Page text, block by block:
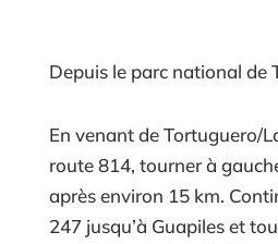
Depuis le parc national de
En venant de Tortuguero/
route 814, tourner à
après environ 15 km.
247 jusqu’à Guapiles et